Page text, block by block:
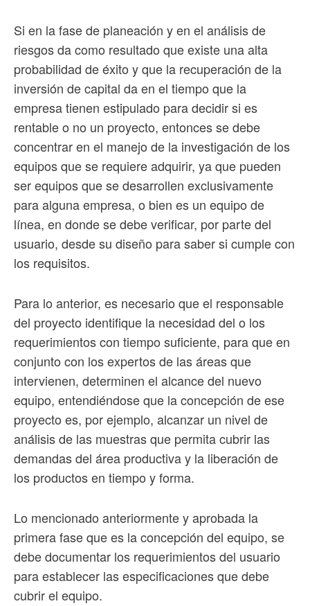
Si en la fase de planeación y en el análisis de
riesgos da como resultado que existe una alta
probabilidad de éxito y que la recuperación de la
inversión de capital da en el tiempo que la
empresa tienen estipulado para decidir si es
rentable o no un proyecto, entonces se debe
concentrar en el manejo de la investigación de los
equipos que se requiere adquirir, ya que pueden
ser equipos que se desarrollen exclusivamente
para alguna empresa, o bien es un equipo de
línea, en donde se debe verificar, por parte del
usuario, desde su diseño para saber si cumple con
los requisitos.
Para lo anterior, es necesario que el responsable
del proyecto identifique la necesidad del o los
requerimientos con tiempo suficiente, para que en
conjunto con los expertos de las áreas que
intervienen, determinen el alcance del nuevo
equipo, entendiéndose que la concepción de ese
proyecto es, por ejemplo, alcanzar un nivel de
análisis de las muestras que permita cubrir las
demandas del área productiva y la liberación de
los productos en tiempo y forma.
Lo mencionado anteriormente y aprobada la
primera fase que es la concepción del equipo, se
debe documentar los requerimientos del usuario
para establecer las especificaciones que debe
cubrir el equipo.